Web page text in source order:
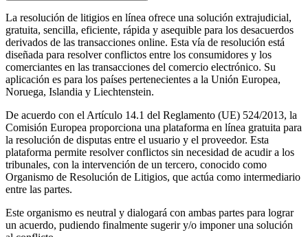
La resolución de litigios en línea ofrece una solución extrajudicial,
gratuita, sencilla, eficiente, rápida y asequible para los desacuerdos
derivados de las transacciones online. Esta vía de resolución está
diseñada para resolver conflictos entre los consumidores y los
comerciantes en las transacciones del comercio electrónico. Su
aplicación es para los países pertenecientes a la Unión Europea,
Noruega, Islandia y Liechtenstein.
De acuerdo con el Artículo 14.1 del Reglamento (UE) 524/2013, la
Comisión Europea proporciona una plataforma en línea gratuita para
la resolución de disputas entre el usuario y el proveedor. Esta
plataforma permite resolver conflictos sin necesidad de acudir a los
tribunales, con la intervención de un tercero, conocido como
Organismo de Resolución de Litigios, que actúa como intermediario
entre las partes.
Este organismo es neutral y dialogará con ambas partes para lograr
un acuerdo, pudiendo finalmente sugerir y/o imponer una solución